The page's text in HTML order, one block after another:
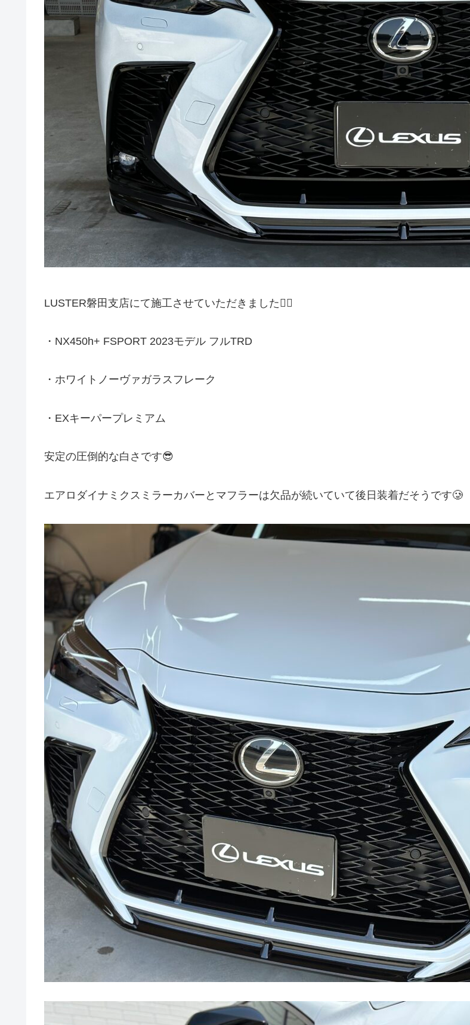
LUSTER磐田支店にて施工させていただきました🙇‍♂️
・NX450h+ FSPORT 2023モデル フルTRD
・ホワイトノーヴァガラスフレーク
・EXキーパープレミアム
安定の圧倒的な白さです😎
エアロダイナミクスミラーカバーとマフラーは欠品が続いていて後日装着だそうです🥲